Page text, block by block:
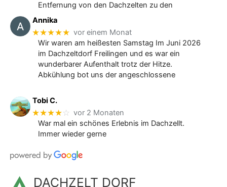
Entfernung von den Dachzelten zu den
Annika
★★★★★ vor einem Monat
Wir waren am heißesten Samstag Im Juni 2026
im Dachzeltdorf Freilingen und es war ein
wunderbarer Aufenthalt trotz der Hitze.
Abkühlung bot uns der angeschlossene
Tobi C.
★★★★☆ vor 2 Monaten
War mal ein schönes Erlebnis im Dachzellt.
Immer wieder gerne
DACHZELT DORF